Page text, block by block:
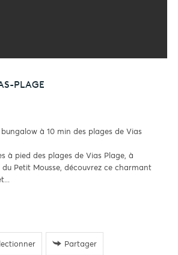
PLAGE
à 10 min des plages de Vias
à pied des plages de Vias Plage, à
Petit Mousse, découvrez ce charmant
Partager